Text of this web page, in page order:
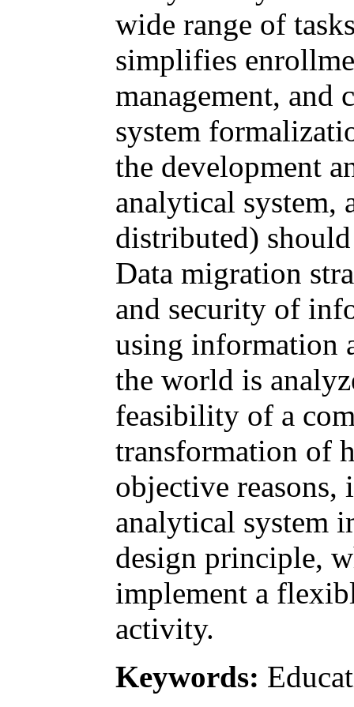
wide range of
simplifies
management, and
system
the development
analytical system,
distributed)
Data migration
and security of
using information
the world is
feasibility of a
transformation of
objective reasons,
analytical system
design principle,
implement a
activity.
Keywords: